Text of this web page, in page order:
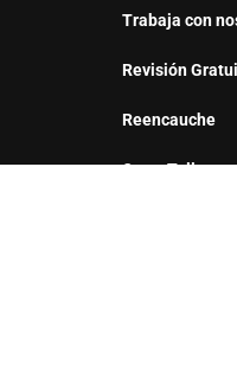
Trabaja con
Revisión
Reencauche
Carro Taller